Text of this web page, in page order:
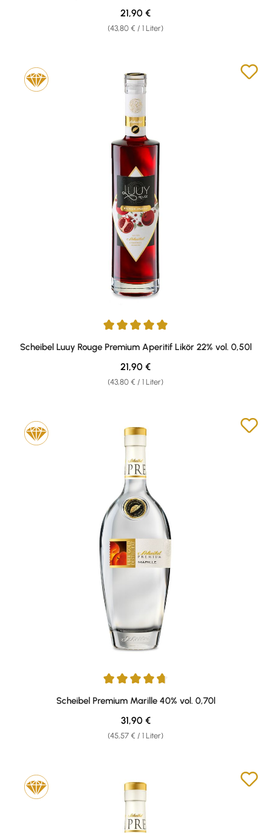
(43,80 € / 1 Liter)
Regulärer Preis:
21,90 €
Durchschnittliche Bewertung von 5 von 5 Sternen
Scheibel Luuy Rouge Premium Aperitif Likör 22% vol. 0,50l
(43,80 € / 1 Liter)
Regulärer Preis:
21,90 €
Durchschnittliche Bewertung von 4.65 von 5 Sternen
Scheibel Premium Marille 40% vol. 0,70l
(45,57 € / 1 Liter)
Regulärer Preis:
31,90 €